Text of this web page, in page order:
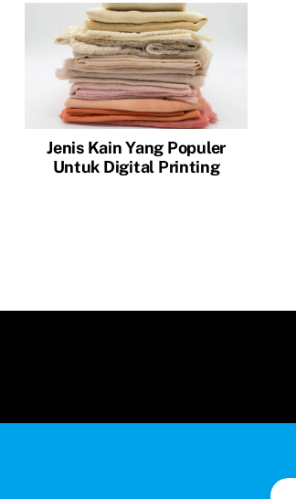
Jenis Kain Yang Populer
Untuk Digital Printing